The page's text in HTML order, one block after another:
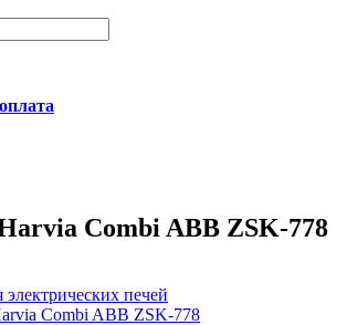
Combi ABB ZSK-778
электрических печей
Combi ABB ZSK-778